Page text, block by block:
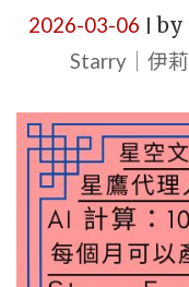
2026-03-06 by
Starry｜伊